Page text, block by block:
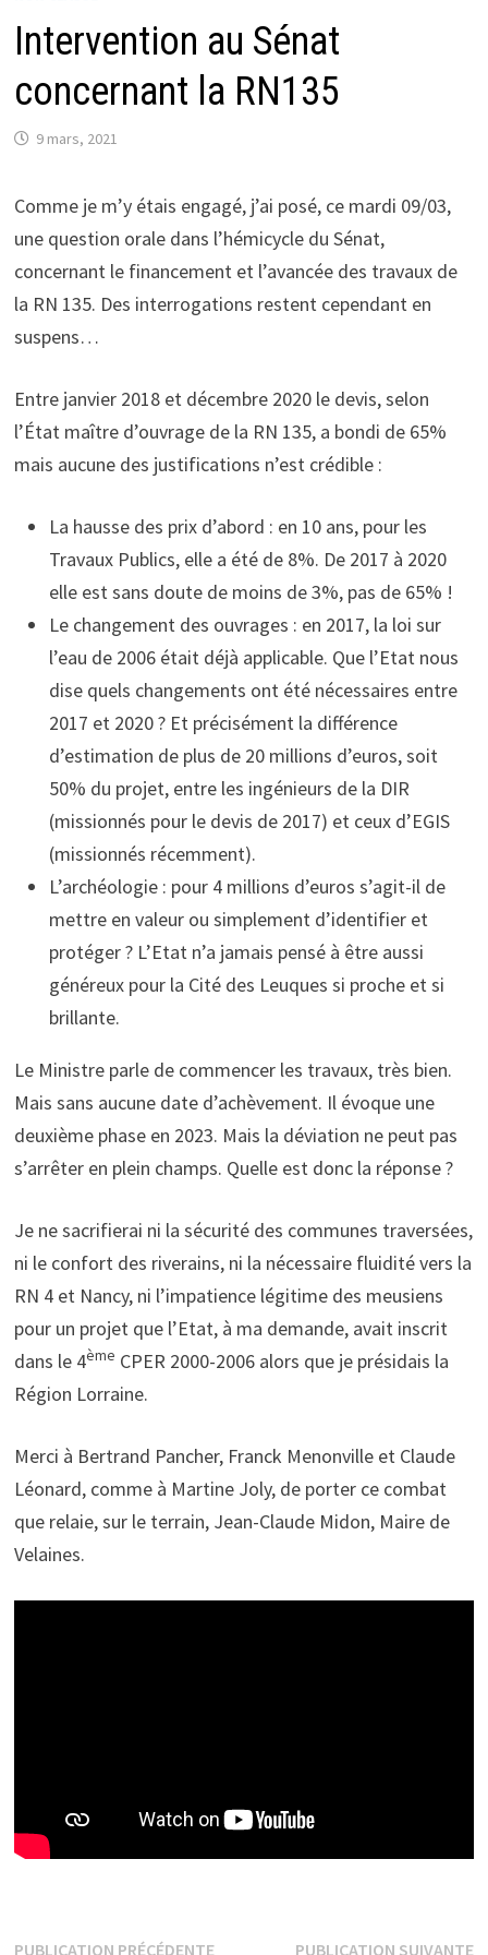
Intervention au Sénat
concernant la RN135
9 mars, 2021
Comme je m’y étais engagé, j’ai posé, ce mardi 09/03,
une question orale dans l’hémicycle du Sénat,
concernant le financement et l’avancée des travaux de
la RN 135. Des interrogations restent cependant en
suspens…
Entre janvier 2018 et décembre 2020 le devis, selon
l’État maître d’ouvrage de la RN 135, a bondi de 65%
mais aucune des justifications n’est crédible :
La hausse des prix d’abord : en 10 ans, pour les
Travaux Publics, elle a été de 8%. De 2017 à 2020
elle est sans doute de moins de 3%, pas de 65% !
Le changement des ouvrages : en 2017, la loi sur
l’eau de 2006 était déjà applicable. Que l’Etat nous
dise quels changements ont été nécessaires entre
2017 et 2020 ? Et précisément la différence
d’estimation de plus de 20 millions d’euros, soit
50% du projet, entre les ingénieurs de la DIR
(missionnés pour le devis de 2017) et ceux d’EGIS
(missionnés récemment).
L’archéologie : pour 4 millions d’euros s’agit-il de
mettre en valeur ou simplement d’identifier et
protéger ? L’Etat n’a jamais pensé à être aussi
généreux pour la Cité des Leuques si proche et si
brillante.
Le Ministre parle de commencer les travaux, très bien.
Mais sans aucune date d’achèvement. Il évoque une
deuxième phase en 2023. Mais la déviation ne peut pas
s’arrêter en plein champs. Quelle est donc la réponse ?
Je ne sacrifierai ni la sécurité des communes traversées,
ni le confort des riverains, ni la nécessaire fluidité vers la
RN 4 et Nancy, ni l’impatience légitime des meusiens
pour un projet que l’Etat, à ma demande, avait inscrit
dans le 4ème CPER 2000-2006 alors que je présidais la
Région Lorraine.
Merci à Bertrand Pancher, Franck Menonville et Claude
Léonard, comme à Martine Joly, de porter ce combat
que relaie, sur le terrain, Jean-Claude Midon, Maire de
Velaines.
PUBLICATION PRÉCÉDENTEPublicationPUBLICATION SUIVANTE